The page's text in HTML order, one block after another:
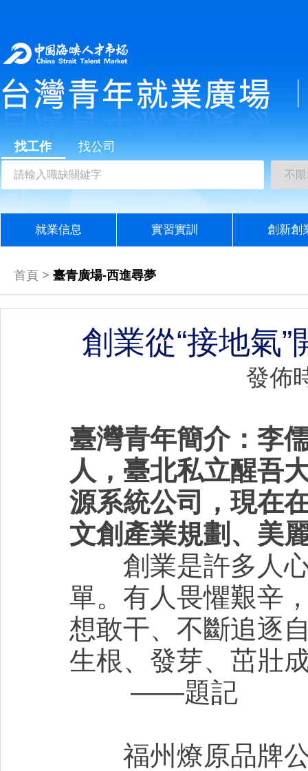
找工作 找公司
就業信息 實習實訓 創新創
首頁 > 臺青廣場-西進尋夢
創業從“接地氣
發佈
臺灣青年簡介：李
人，臺北私立醒吾
源系統公司，現在
文創產業規劃、美
創業是許多人心
單。有人畏懼艱辛
想敢干、不斷追逐
生根、發芽、茁壯
——題記
福州燎原品牌公